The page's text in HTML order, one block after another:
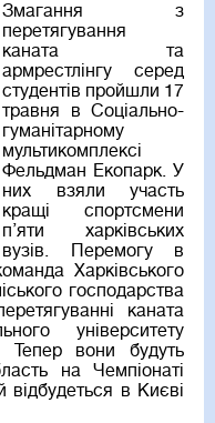
Змагання з
перетягування
каната та
армрестлінгу серед
студентів пройшли 17
травня в Соціально-
гуманітарному
мультикомплексі
Фельдман Екопарк. У
них взяли участь
кращі спортсмени
п’яти харківських
вузів. Перемогу в
Харківського
господарства
каната
університету
Тепер вони будуть
на Чемпіонаті
відбудеться в Києві